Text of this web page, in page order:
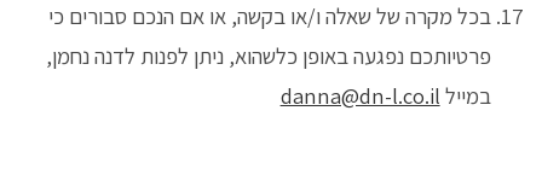
בכל מקרה של שאלה ו/או בקשה, או אם הנכם סבורים כי
פרטיותכם נפגעה באופן כלשהוא, ניתן לפנות לדנה נחמן,
במייל danna@dn-l.co.il